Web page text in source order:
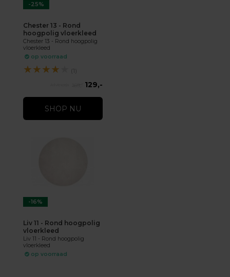
-25%
Chester 13 - Rond
hoogpolig vloerkleed
Chester 13 - Rond hoogpolig
vloerkleed
op voorraad
★★★★ (1)
129,-
SHOP NU
-16%
Liv 11 - Rond hoogpolig
vloerkleed
Liv 11 - Rond hoogpolig
vloerkleed
op voorraad